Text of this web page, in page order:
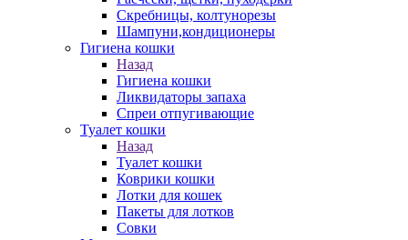
Скребницы, колтунорезы
Шампуни,кондиционеры
Гигиена кошки
Назад
Гигиена кошки
Ликвидаторы запаха
Спреи отпугивающие
Туалет кошки
Назад
Туалет кошки
Коврики кошки
Лотки для кошек
Пакеты для лотков
Совки